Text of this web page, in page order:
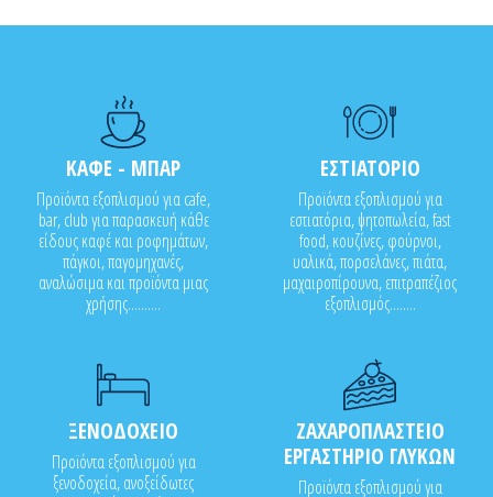
ΚΑΦΕ - ΜΠΑΡ
Προϊόντα εξοπλισμού για cafe,
bar, club για παρασκευή κάθε
είδους καφέ και ροφημάτων,
πάγκοι, παγομηχανές,
αναλώσιμα και προϊόντα μιας
χρήσης..........
ΕΣΤΙΑΤΟΡΙΟ
Προϊόντα εξοπλισμού για
εστιατόρια, ψητοπωλεία, fast
food, κουζίνες, φούρνοι,
υαλικά, πορσελάνες, πιάτα,
μαχαιροπίρουνα, επιτραπέζιος
εξοπλισμός........
ΞΕΝΟΔΟΧΕΙΟ
Προϊόντα εξοπλισμού για
ξενοδοχεία, ανοξείδωτες
ΖΑΧΑΡΟΠΛΑΣΤΕΙΟ
ΕΡΓΑΣΤΗΡΙΟ ΓΛΥΚΩΝ
Προϊόντα εξοπλισμού για